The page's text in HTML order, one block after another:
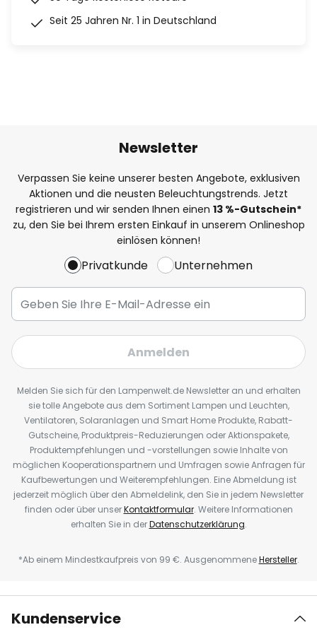
Seit 25 Jahren Nr. 1 in Deutschland
Newsletter
Verpassen Sie keine unserer besten Angebote, exklusiven
Aktionen und die neusten Beleuchtungstrends. Jetzt
registrieren und wir senden Ihnen einen 13 %-Gutschein*
zu, den Sie bei Ihrem ersten Einkauf in unserem Onlineshop
einlösen können!
Privatkunde Unternehmen
Anmelden
Melden Sie sich für den Lampenwelt.de Newsletter an und erhalten
sie tolle Angebote aus dem Sortiment Lampen und Leuchten,
Ventilatoren, Solaranlagen und Smart Home Produkte, Rabatt-
Gutscheine, Produktpreis-Reduzierungen oder Aktionspakete,
Produktempfehlungen und -vorstellungen sowie Inhalte von
möglichen Kooperationspartnern und Umfragen sowie Anfragen für
Kaufbewertungen und Weiterempfehlungen. Eine Abmeldung ist
jederzeit möglich über den Abmeldelink, den Sie in jedem Newsletter
finden oder über unserKontaktformular. Weitere Informationen
erhalten Sie in derDatenschutzerklärung.
*Ab einem Mindestkaufpreis von 99 €. AusgenommeneHersteller.
Kundenservice